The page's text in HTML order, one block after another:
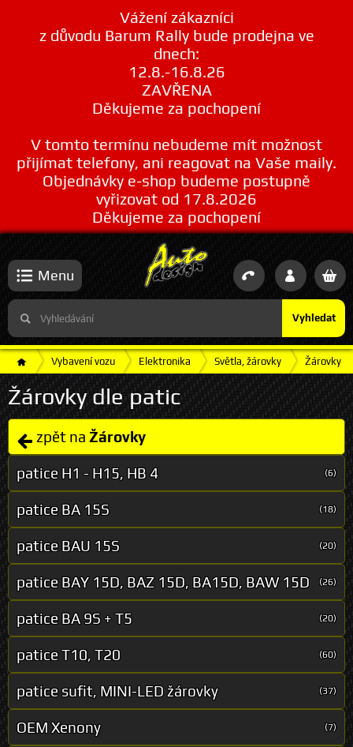
Vážení zákazníci
z důvodu Barum Rally bude prodejna ve
dnech:
12.8.-16.8.26
ZAVŘENA
Děkujeme za pochopení
V tomto termínu nebudeme mít možnost
přijímat telefony, ani reagovat na Vaše maily.
Objednávky e-shop budeme postupně
vyřizovat od 17.8.2026
Děkujeme za pochopení
Vyhledat
Menu
Vybavení vozu Elektronika Světla, žárovky Žárovky
Žárovky dle patic
zpět na Žárovky
patice H1 - H15, HB 4 (6)
patice BA 15S (18)
patice BAU 15S (20)
patice BAY 15D, BAZ 15D, BA15D, BAW 15D (26)
patice BA 9S + T5 (20)
patice T10, T20 (60)
patice sufit, MINI-LED žárovky (37)
OEM Xenony (7)